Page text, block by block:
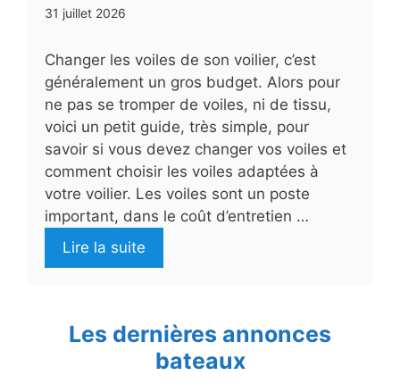
31 juillet 2026
Changer les voiles de son voilier, c’est
généralement un gros budget. Alors pour
ne pas se tromper de voiles, ni de tissu,
voici un petit guide, très simple, pour
savoir si vous devez changer vos voiles et
comment choisir les voiles adaptées à
votre voilier. Les voiles sont un poste
important, dans le coût d’entretien …
Lire la suite
Les dernières annonces
bateaux